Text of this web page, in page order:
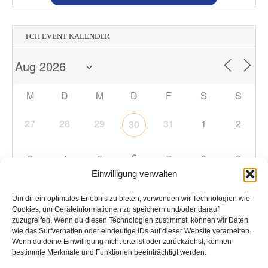
Einwilligung verwalten
Um dir ein optimales Erlebnis zu bieten, verwenden wir Technologien wie
Cookies, um Geräteinformationen zu speichern und/oder darauf
zuzugreifen. Wenn du diesen Technologien zustimmst, können wir Daten
wie das Surfverhalten oder eindeutige IDs auf dieser Website verarbeiten.
Wenn du deine Einwilligung nicht erteilst oder zurückziehst, können
bestimmte Merkmale und Funktionen beeinträchtigt werden.
TCH EVENT KALENDER
M D M D F S S
27 28 29 30 31 1 2
3 4 5 6 7 8 9
10 11 12 13 14 15
17 18 19 20 21 22 23